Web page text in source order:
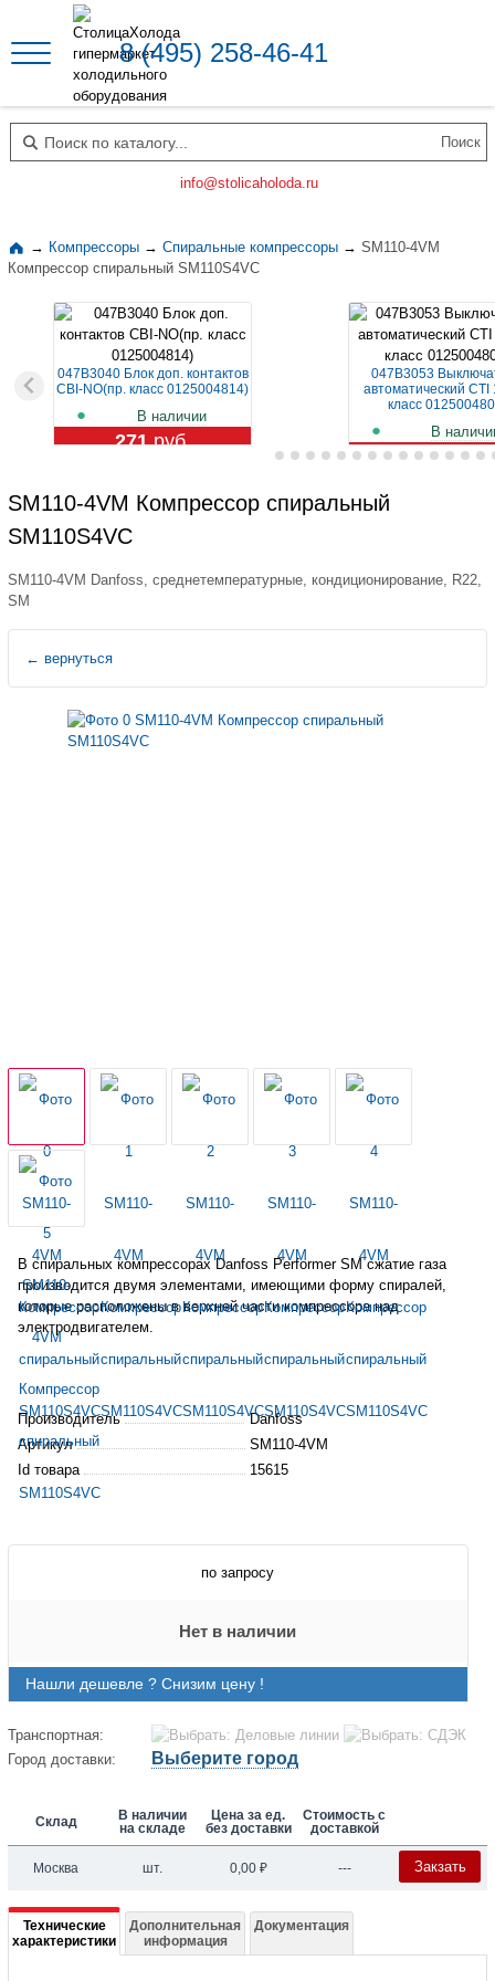
8 (495) 258-46-41
Поиск по каталогу
info@stolicaholoda.ru
→ Компрессоры → Спиральные компрессоры → SM110-4VM
Компрессор спиральный SM110S4VC
047B3040 Блок доп. контактов
CBI-NO(пр. класс 0125004814)
В наличии
271руб.
047B3053
автоматический CTI
класс
В
1 119 руб.
SM110-4VM Компрессор спиральный
SM110S4VC
SM110-4VM Danfoss, среднетемпературные, кондиционирование, R22,
SM
← вернуться
В спиральныхкомпрессорах Danfoss Performer SM сжатие газа
производится двумя элементами, имеющими форму спиралей,
которые расположены в верхней частикомпрессоранад
электродвигателем.
Производитель
Danfoss
Артикул
SM110-4VM
Id товара
15615
по запросу
Нет в наличии
Нашли дешевле ? Снизим цену !
Транспортная:
Город доставки:
Выберите город
Склад
В наличии
на складе
Цена за ед.
без доставки
Стоимость с
доставкой
Москва шт. 0,00 ₽ --- Закзать
Подробная
информация
Технические
характеристики
Дополнительная
информация
Документация